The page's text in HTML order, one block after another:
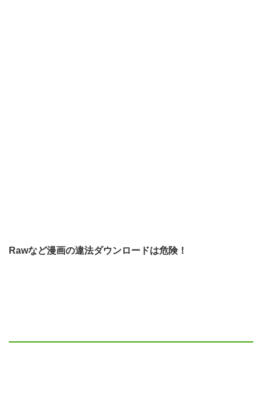
Rawなど漫画の違法ダウンロードは危険！